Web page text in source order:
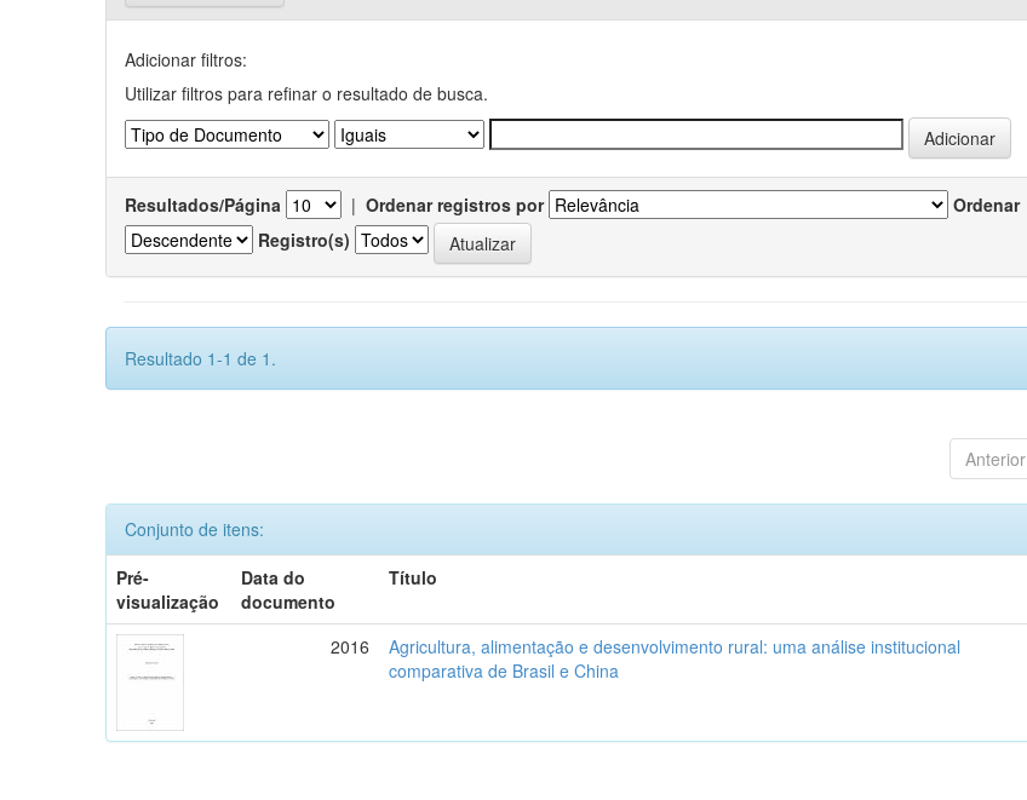
Adicionar filtros:
Utilizar filtros para refinar o resultado de busca.
Resultados/Página | Ordenar registros por
Ordenar
Registro(s)
Resultado 1-1 de 1.
Anterior
Conjunto de itens:
Pré-
visualização
Data do
documento
Título
2016
Agricultura, alimentação e desenvolvimento rural: uma análise institucional
comparativa de Brasil e China